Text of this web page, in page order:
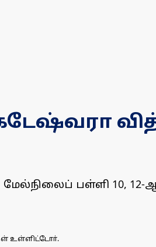
பள்ளி 10,
உள்ளிட்டோா்.